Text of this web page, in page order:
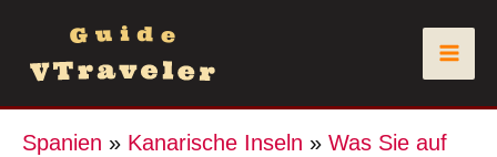
springen
Spanien » Kanarische Inseln » Was Sie auf